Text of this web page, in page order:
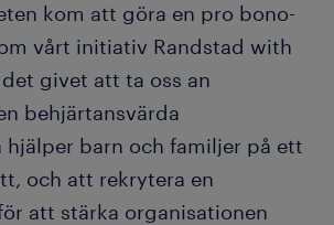
kom att göra en pro bono-
vårt initiativ Randstad with
givet att ta oss an
behjärtansvärda
hjälper barn och familjer på ett
och att rekrytera en
att stärka organisationen